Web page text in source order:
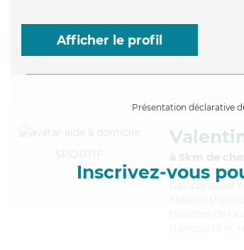
Afficher le profil
Présentation déclarative
Inscrivez-vous
SPORTIF à 5km de
, ponctuel
Médico-